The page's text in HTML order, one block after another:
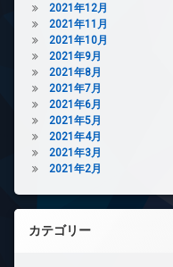
大
型
駐
車
場
ボ
ッ
ク
ラ
ウ
ン
ジ
廊
下
2021年12月
2021年11月
2021年10月
2021年9月
2021年8月
2021年7月
2021年6月
2021年5月
2021年4月
2021年3月
2021年2月
カテゴリー